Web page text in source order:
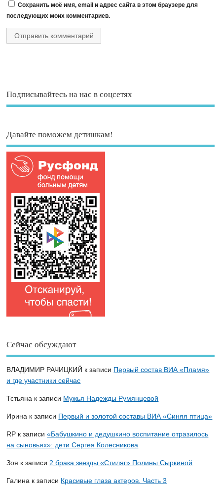
Сохранить моё имя, email и адрес сайта в этом браузере для
последующих моих комментариев.
Подписывайтесь на нас в соцсетях
Давайте поможем детишкам!
Сейчас обсуждают
ВЛАДИМИР РАЧИЦКИЙ к записи Первый состав ВИА «Пламя»
и где участники сейчас
Тстьяна к записи Мужья Надежды Румянцевой
Ирина к записи Первый и золотой составы ВИА «Синяя птица»
RP к записи«Бабушкино и дедушкино воспитание отразилось
на сыновьях»: дети Сергея Колесникова
Зоя к записи 2 брака звезды «Стиляг» Полины Сыркиной
Галина к записи Красивые глаза актеров. Часть 3